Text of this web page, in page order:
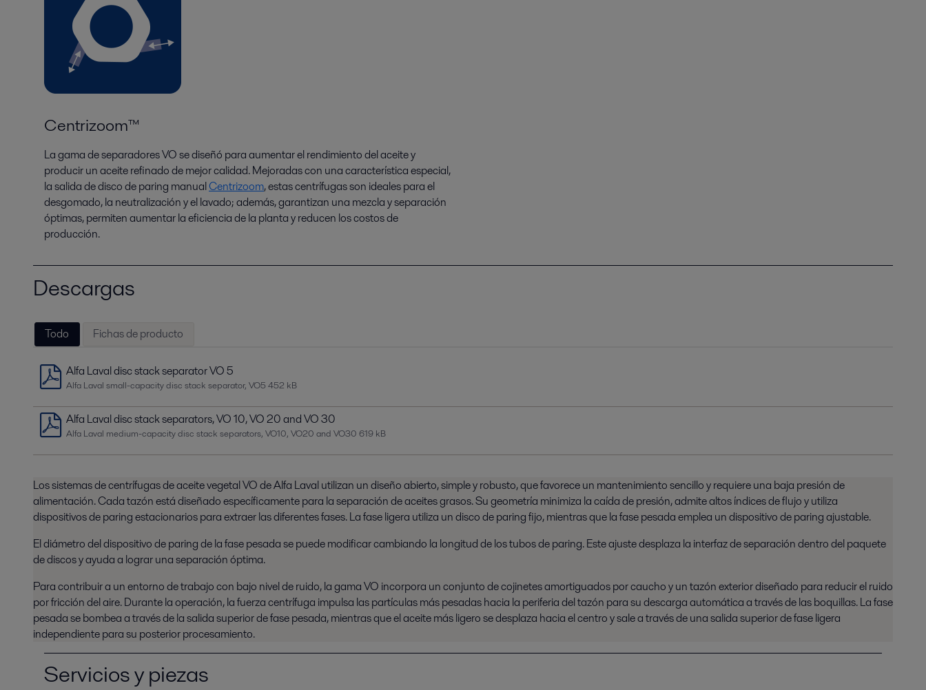
Centrizoom™
La gama de separadores VO se diseñó para aumentar el rendimiento del aceite y
producir un aceite refinado de mejor calidad. Mejoradas con una característica especial,
la salida de disco de paring manualCentrizoom, estas centrífugas son ideales para el
desgomado, la neutralización y el lavado; además, garantizan una mezcla y separación
óptimas, permiten aumentar la eficiencia de la planta y reducen los costos de
producción.
Descargas
Todo Fichas de producto
Alfa Laval disc stack separator VO 5
Alfa Laval small-capacity disc stack separator, VO5 452 kB
Alfa Laval disc stack separators, VO 10, VO 20 and VO 30
Alfa Laval medium-capacity disc stack separators, VO10, VO20 and VO30 619 kB
Los sistemas de centrífugas de aceite vegetal VO de Alfa Laval utilizan un diseño abierto, simple y robusto, que favorece un mantenimiento sencillo y requiere una baja presión de
alimentación. Cada tazón está diseñado específicamente para la separación de aceites grasos. Su geometría minimiza la caída de presión, admite altos índices de flujo y utiliza
dispositivos de paring estacionarios para extraer las diferentes fases. La fase ligera utiliza un disco de paring fijo, mientras que la fase pesada emplea un dispositivo de paring ajustable.
El diámetro del dispositivo de paring de la fase pesada se puede modificar cambiando la longitud de los tubos de paring. Este ajuste desplaza la interfaz de separación dentro del paquete
de discos y ayuda a lograr una separación óptima.
Para contribuir a un entorno de trabajo con bajo nivel de ruido, la gama VO incorpora un conjunto de cojinetes amortiguados por caucho y un tazón exterior diseñado para reducir el ruido
por fricción del aire. Durante la operación, la fuerza centrífuga impulsa las partículas más pesadas hacia la periferia del tazón para su descarga automática a través de las boquillas. La fase
pesada se bombea a través de la salida superior de fase pesada, mientras que el aceite más ligero se desplaza hacia el centro y sale a través de una salida superior de fase ligera
independiente para su posterior procesamiento.
Servicios y piezas